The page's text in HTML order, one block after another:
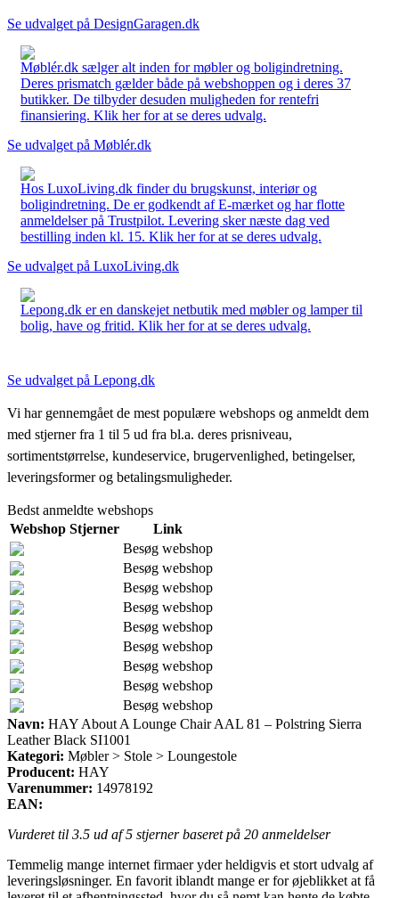
Se udvalget på DesignGaragen.dk
Møblér.dk sælger alt inden for møbler og boligindretning.
Deres prismatch gælder både på webshoppen og i deres 37
butikker. De tilbyder desuden muligheden for rentefri
finansiering. Klik her for at se deres udvalg.
Se udvalget på Møblér.dk
Hos LuxoLiving.dk finder du brugskunst, interiør og
boligindretning. De er godkendt af E-mærket og har flotte
anmeldelser på Trustpilot. Levering sker næste dag ved
bestilling inden kl. 15. Klik her for at se deres udvalg.
Se udvalget på LuxoLiving.dk
Lepong.dk er en danskejet netbutik med møbler og lamper til
bolig, have og fritid. Klik her for at se deres udvalg.
Se udvalget på Lepong.dk
Vi har gennemgået de mest populære webshops og anmeldt dem
med stjerner fra 1 til 5 ud fra bl.a. deres prisniveau,
sortimentstørrelse, kundeservice, brugervenlighed, betingelser,
leveringsformer og betalingsmuligheder.
Bedst anmeldte webshops
Webshop Stjerner
Link
Besøg webshop
Besøg webshop
Besøg webshop
Besøg webshop
Besøg webshop
Besøg webshop
Besøg webshop
Besøg webshop
Besøg webshop
Navn: HAY About A Lounge Chair AAL 81 – Polstring Sierra
Leather Black SI1001
Kategori: Møbler > Stole > Loungestole
Producent: HAY
Varenummer: 14978192
EAN:
Vurderet til 3.5 ud af 5 stjerner baseret på 20 anmeldelser
Temmelig mange internet firmaer yder heldigvis et stort udvalg af
leveringsløsninger. En favorit iblandt mange er for øjeblikket at få